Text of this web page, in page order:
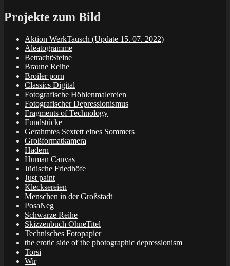
Projekte zum Bild
Aktion WerkTausch (Update 15. 07. 2022)
Aleatogramme
BetrachtSteine
Braune Reihe
Broiler porn
Classics Digital
Fotografische Höhlenmalereien
Fotografischer Depressionismus
Fragments of Technology
Fundstücke
Gerahmtes Sextett eines Sommers
Großformatkamera
Hadern
Human Canvas
Jüdische Friedhöfe
Just paint
Klecksereien
Menschen in der Großstadt
PosaNeg
Schwarze Reihe
Skizzenbuch OhneTitel
Technisches Fotopapier
the erotic side of the photographic depressionism
Torsi
Wir